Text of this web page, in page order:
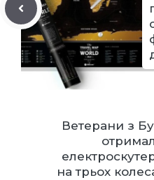
Ветерани з
на трьох